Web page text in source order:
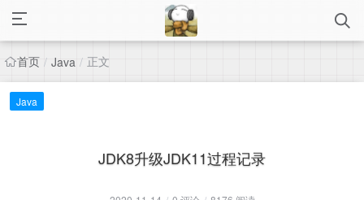
首页 / Java / 正文
Java
JDK8升级JDK11过程记录